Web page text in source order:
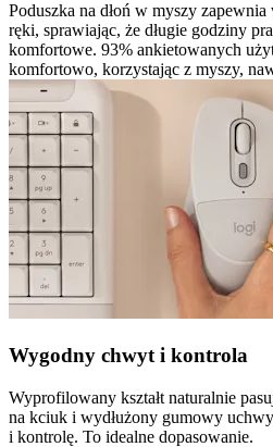
Poduszka na dłoń w myszy
ręki, sprawiając, że długie godziny
komfortowe. 93% ankietowanych
komfortowo, korzystając z myszy,
Wygodny chwyt i kontrola
Wyprofilowany kształt naturalnie
na kciuk i wydłużony gumowy
i kontrolę. To idealne dopasowanie.